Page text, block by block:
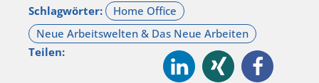
Schlagwörter:
Teilen: